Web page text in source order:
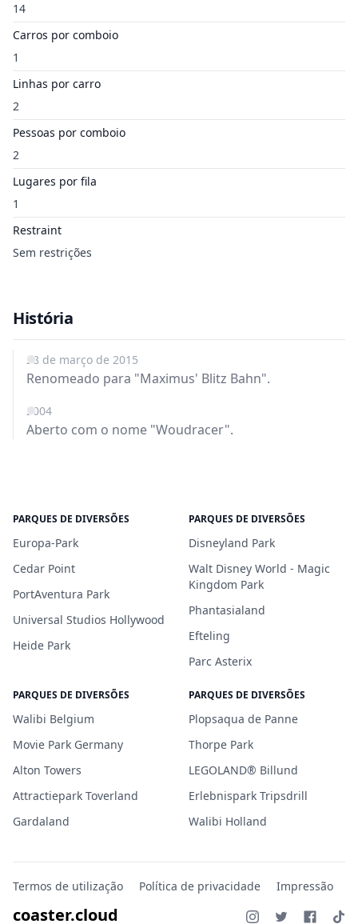
14
Carros por comboio
1
Linhas por carro
2
Pessoas por comboio
2
Lugares por fila
1
Restraint
Sem restrições
História
28 de março de 2015
Renomeado para "Maximus' Blitz Bahn".
2004
Aberto com o nome "Woudracer".
PARQUES DE DIVERSÕES
Europa-Park
Cedar Point
PortAventura Park
Universal Studios Hollywood
Heide Park
PARQUES DE DIVERSÕES
Disneyland Park
Walt Disney World - Magic
Kingdom Park
Phantasialand
Efteling
Parc Asterix
PARQUES DE DIVERSÕES
Walibi Belgium
Movie Park Germany
Alton Towers
Attractiepark Toverland
Gardaland
PARQUES DE DIVERSÕES
Plopsaqua de Panne
Thorpe Park
LEGOLAND® Billund
Erlebnispark Tripsdrill
Walibi Holland
Termos de utilização Política de privacidade Impressão
coaster.cloud